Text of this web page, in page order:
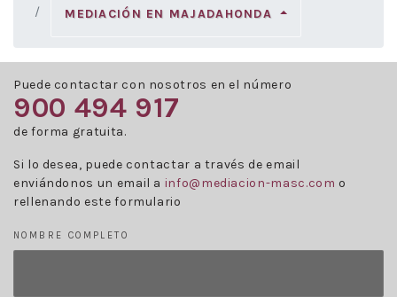
MEDIACIÓN EN MAJADAHONDA
Puede contactar con nosotros en el número
900 494 917
de forma gratuita.
Si lo desea, puede contactar a través de email
enviándonos un email a info@mediacion-masc.com o
rellenando este formulario
NOMBRE COMPLETO